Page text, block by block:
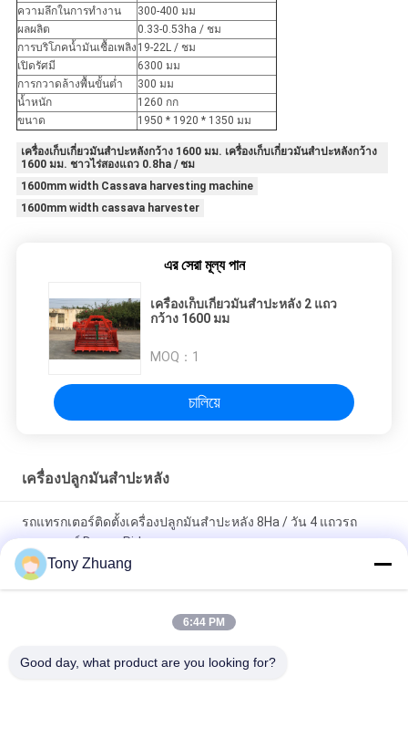
ความลึกในการทำงาน
300-400 มม
ผลผลิต
0.33-0.53ha / ชม
การบริโภคน้ำมันเชื้อเพลิง 19-22L / ชม
เปิดรัศมี
6300 มม
การกวาดล้างพื้นขั้นต่ำ
300 มม
น้ำหนัก
1260 กก
ขนาด
1950 * 1920 * 1350 มม
เครื่องเก็บเกี่ยวมันสำปะหลังกว้าง 1600 มม. เครื่องเก็บเกี่ยวมันสำปะหลังกว้าง
1600 มม. ชาวไร่สองแถว 0.8ha / ชม
1600mm width Cassava harvesting machine
1600mm width cassava harvester
এর সেরা মূল্য পান
เครื่องเก็บเกี่ยวมันสำปะหลัง 2 แถว
กว้าง 1600 มม
MOQ： 1
চালিয়ে
เครื่องปลูกมันสำปะหลัง
รถแทรกเตอร์ติดตั้งเครื่องปลูกมันสำปะหลัง 8Ha / วัน 4 แถวรถ
แทรกเตอร์ Drawn Ridger
เครื่องเก็บเกี่ยวมันสำปะหลัง D300-400mm 2.1 กม. / ชม. แถวคู่
เครื่องปลูกมันสำปะหลัง 2 แถวสับความยาว 19 ซม. การเกษตร
Tony Zhuang
6:44 PM
Good day, what product are you looking for?